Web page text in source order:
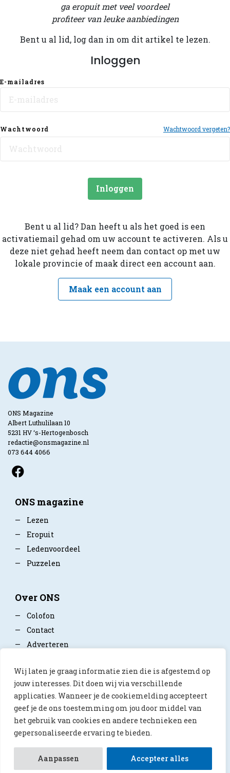
Wij laten je graag informatie zien die is afgestemd op
jouw interesses. Dit doen wij via verschillende
applicaties. Wanneer je de cookiemelding accepteert
geef je de ons toestemming om jou door middel van
het gebruik van cookies en andere technieken een
gepersonaliseerde ervaring te bieden.
Aanpassen
Accepteer alles
ga eropuit met veel voordeel
profiteer van leuke aanbiedingen
Bent u al lid, log dan in om dit artikel te lezen.
Inloggen
E-mailadres
Wachtwoord Wachtwoord vergeten?
Inloggen
Bent u al lid? Dan heeft u als het goed is een
activatiemail gehad om uw account te activeren. Als u
deze niet gehad heeft neem dan contact op met uw
lokale provincie of maak direct een account aan.
Maak een account aan
ONS Magazine
Albert Luthulilaan 10
5231 HV ‘s-Hertogenbosch
redactie@onsmagazine.nl
073 644 4066
ONS magazine
—
Lezen
—
Eropuit
—
Ledenvoordeel
—
Puzzelen
Over ONS
—
Colofon
—
Contact
—
Adverteren
—Privacy policy
© 2026 ONS Magazine